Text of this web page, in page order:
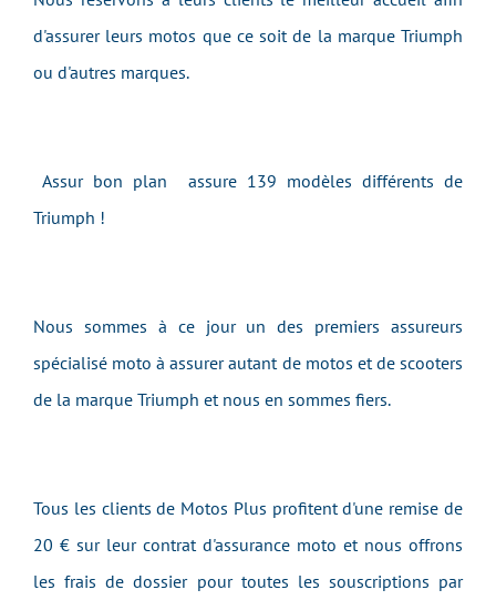
d'assurer leurs motos que ce soit de la marque Triumph
ou d'autres marques.
Assur bon plan assure 139 modèles différents de
Triumph !
Nous sommes à ce jour un des premiers assureurs
spécialisé moto à assurer autant de motos et de scooters
de la marque Triumph et nous en sommes fiers.
Tous les clients de Motos Plus profitent d'une remise de
20 € sur leur contrat d'assurance moto et nous offrons
les frais de dossier pour toutes les souscriptions par